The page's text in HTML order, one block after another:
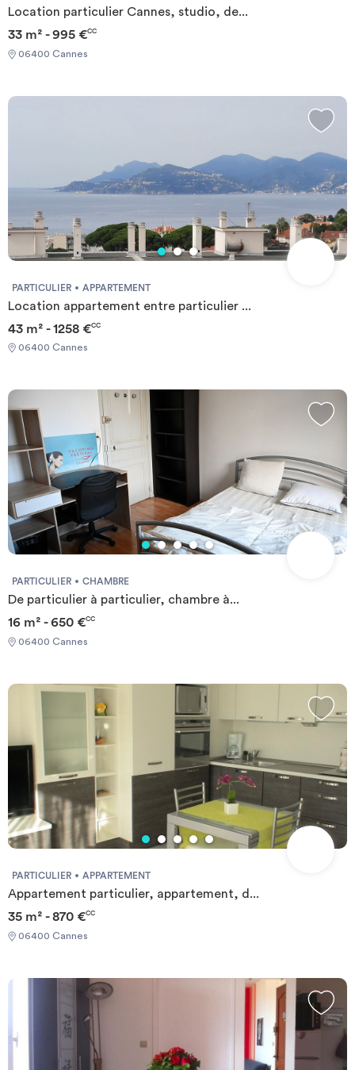
Location particulier Cannes, studio, de...
33 m² - 995 €CC
06400 Cannes
PARTICULIER APPARTEMENT
Location appartement entre particulier ...
43 m² - 1258 €CC
06400 Cannes
PARTICULIER CHAMBRE
De particulier à particulier, chambre à...
16 m² - 650 €CC
06400 Cannes
PARTICULIER APPARTEMENT
Appartement particulier, appartement, d...
35 m² - 870 €CC
06400 Cannes